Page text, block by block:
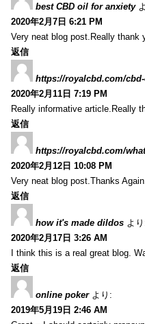
best CBD oil for anxiety
2020年2月7日 6:21 PM
Very neat blog post.Really thank
返信
https://royalcbd.com/
2020年2月11日 7:19 PM
Really informative article.Really
返信
https://royalcbd.com/
2020年2月12日 10:08 PM
Very neat blog post.Thanks
返信
how it's made dildos よ
2020年2月17日 3:26 AM
I think this is a real great blog.
返信
online poker より:
2019年5月19日 2:46 AM